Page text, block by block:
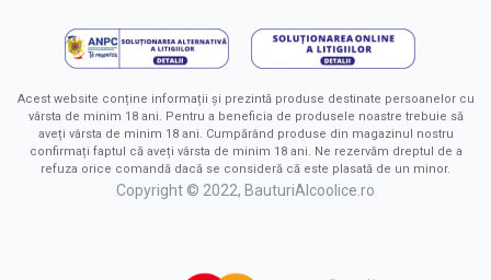
Acest website conține informații și prezintă produse destinate persoanelor cu
vârsta de minim 18 ani. Pentru a beneficia de produsele noastre trebuie să
aveți vârsta de minim 18 ani. Cumpărând produse din magazinul nostru
confirmați faptul că aveți vârsta de minim 18 ani. Ne rezervăm dreptul de a
refuza orice comandă dacă se consideră că este plasată de un minor.
Copyright © 2022, BauturiAlcoolice.ro